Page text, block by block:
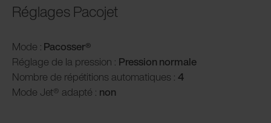
Réglages Pacojet
Mode : Pacosser®
Réglage de la pression : Pression normale
Nombre de répétitions automatiques : 4
Mode Jet® adapté : non